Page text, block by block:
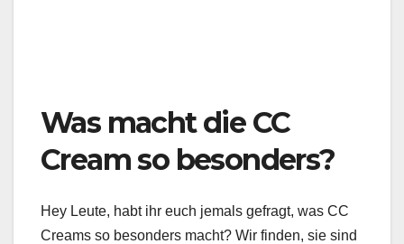
Was macht die CC
Cream so besonders?
Hey Leute, habt ihr euch jemals gefragt, was CC
Creams so besonders macht? Wir finden, sie sind